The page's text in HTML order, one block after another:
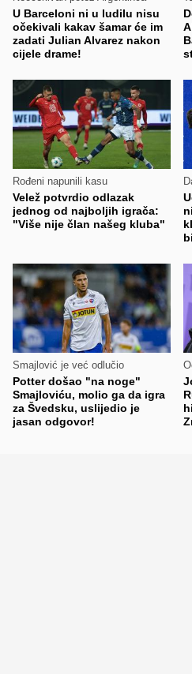
U Barceloni ni u ludilu nisu
očekivali kakav šamar će im
zadati Julian Alvarez nakon
cijele drame!
Rođeni napunili kasu
Velež potvrdio odlazak
jednog od najboljih igrača:
"Više nije član našeg kluba"
Smajlović je već odlučio
Potter došao "na noge"
Smajloviću, molio ga da igra
za Švedsku, uslijedio je
jasan odgovor!